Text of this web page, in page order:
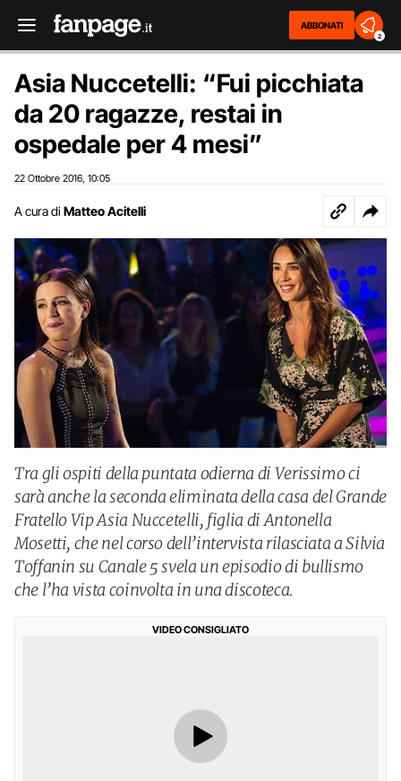
ABBONATI
2
Asia Nuccetelli: “Fui picchiata
da 20 ragazze, restai in
ospedale per 4 mesi”
22 Ottobre 2016 10:05
A cura di Matteo Acitelli
Tra gli ospiti della puntata odierna di Verissimo ci
sarà anche la seconda eliminata della casa del Grande
Fratello Vip Asia Nuccetelli, figlia di Antonella
Mosetti, che nel corso dell’intervista rilasciata a Silvia
Toffanin su Canale 5 svela un episodio di bullismo
che l’ha vista coinvolta in una discoteca.
VIDEO CONSIGLIATO